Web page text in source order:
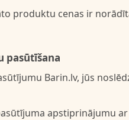
produktu cenas ir
pasūtīšana
Barin.lv, jūs
apstiprinājumu